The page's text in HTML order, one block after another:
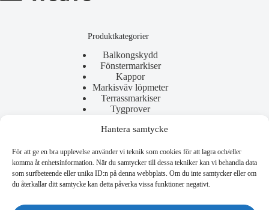
Hantera samtycke
För att ge en bra upplevelse använder vi teknik som cookies för att lagra och/eller
komma åt enhetsinformation. När du samtycker till dessa tekniker kan vi behandla data
som surfbeteende eller unika ID:n på denna webbplats. Om du inte samtycker eller om
du återkallar ditt samtycke kan detta påverka vissa funktioner negativt.
Produktkategorier
Balkongskydd
Fönstermarkiser
Kappor
Markisväv löpmeter
Terrassmarkiser
Tygprover
Användbara länkar
Allmänna villkor
Reklamation